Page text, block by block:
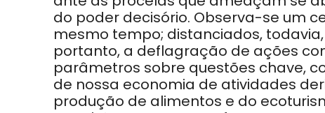
do poder decisório. Observa-se um
mesmo tempo; distanciados,
portanto, a deflagração de ações
parâmetros sobre questões chave,
de nossa economia de atividades
produção de alimentos e do